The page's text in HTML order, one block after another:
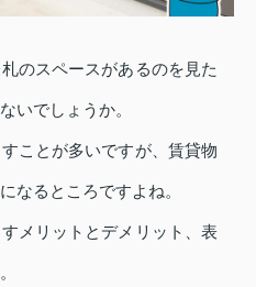
のスペースがあるのを見た
いでしょうか。
ことが多いですが、賃貸物
なるところですよね。
メリットとデメリット、表